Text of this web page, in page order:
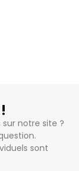
notre site ?
sont